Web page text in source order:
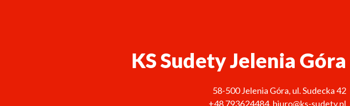
KS Sudety Jelenia Góra
58-500Jelenia Góra, ul. Sudecka 42
+48 793624484, biuro@ks-sudety.pl